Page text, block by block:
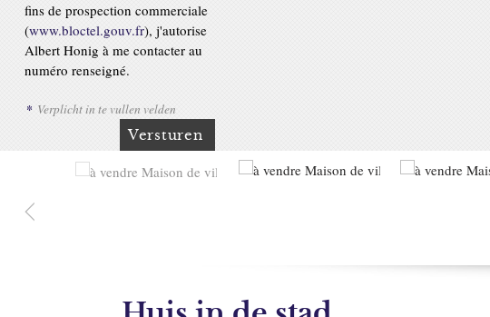
fins de prospection commerciale
(www.bloctel.gouv.fr), j'autorise
Albert Honig à me contacter au
numéro renseigné.
* Verplicht in te vullen velden